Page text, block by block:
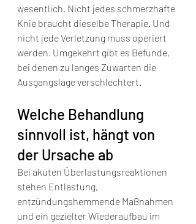
wesentlich. Nicht jedes schmerzhafte
Knie braucht dieselbe Therapie. Und
nicht jede Verletzung muss operiert
werden. Umgekehrt gibt es Befunde,
bei denen zu langes Zuwarten die
Ausgangslage verschlechtert.
Welche Behandlung
sinnvoll ist, hängt von
der Ursache ab
Bei akuten Überlastungsreaktionen
stehen Entlastung,
entzündungshemmende Maßnahmen
und ein gezielter Wiederaufbau im